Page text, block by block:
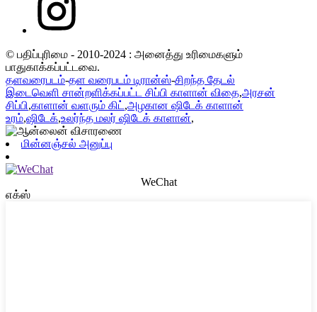
© பதிப்புரிமை - 2010-2024 : அனைத்து உரிமைகளும்
பாதுகாக்கப்பட்டவை.
தளவரைபடம்-தள வரைபடம் டிரான்ஸ்-சிறந்த தேடல்
இடைவெளி சான்றளிக்கப்பட்ட சிப்பி காளான் விதை,அரசன்
சிப்பி,காளான் வளரும் கிட் ,அழகான ஷிடேக் காளான்
உரம்,ஷிடேக்,உலர்ந்த மலர் ஷிடேக் காளான்,
மின்னஞ்சல் அனுப்பு
WeChat
எக்ஸ்